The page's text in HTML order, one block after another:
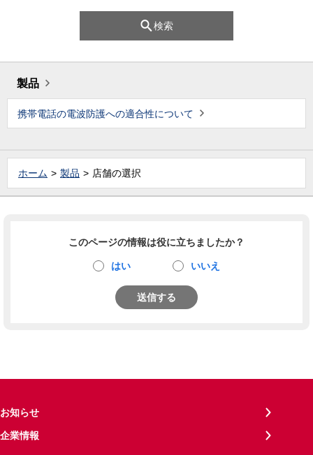
検索
製品
携帯電話の電波防護への適合性について
ホーム 製品 店舗の選択
このページの情報は役に立ちましたか？
はい いいえ
送信する
お知らせ
企業情報